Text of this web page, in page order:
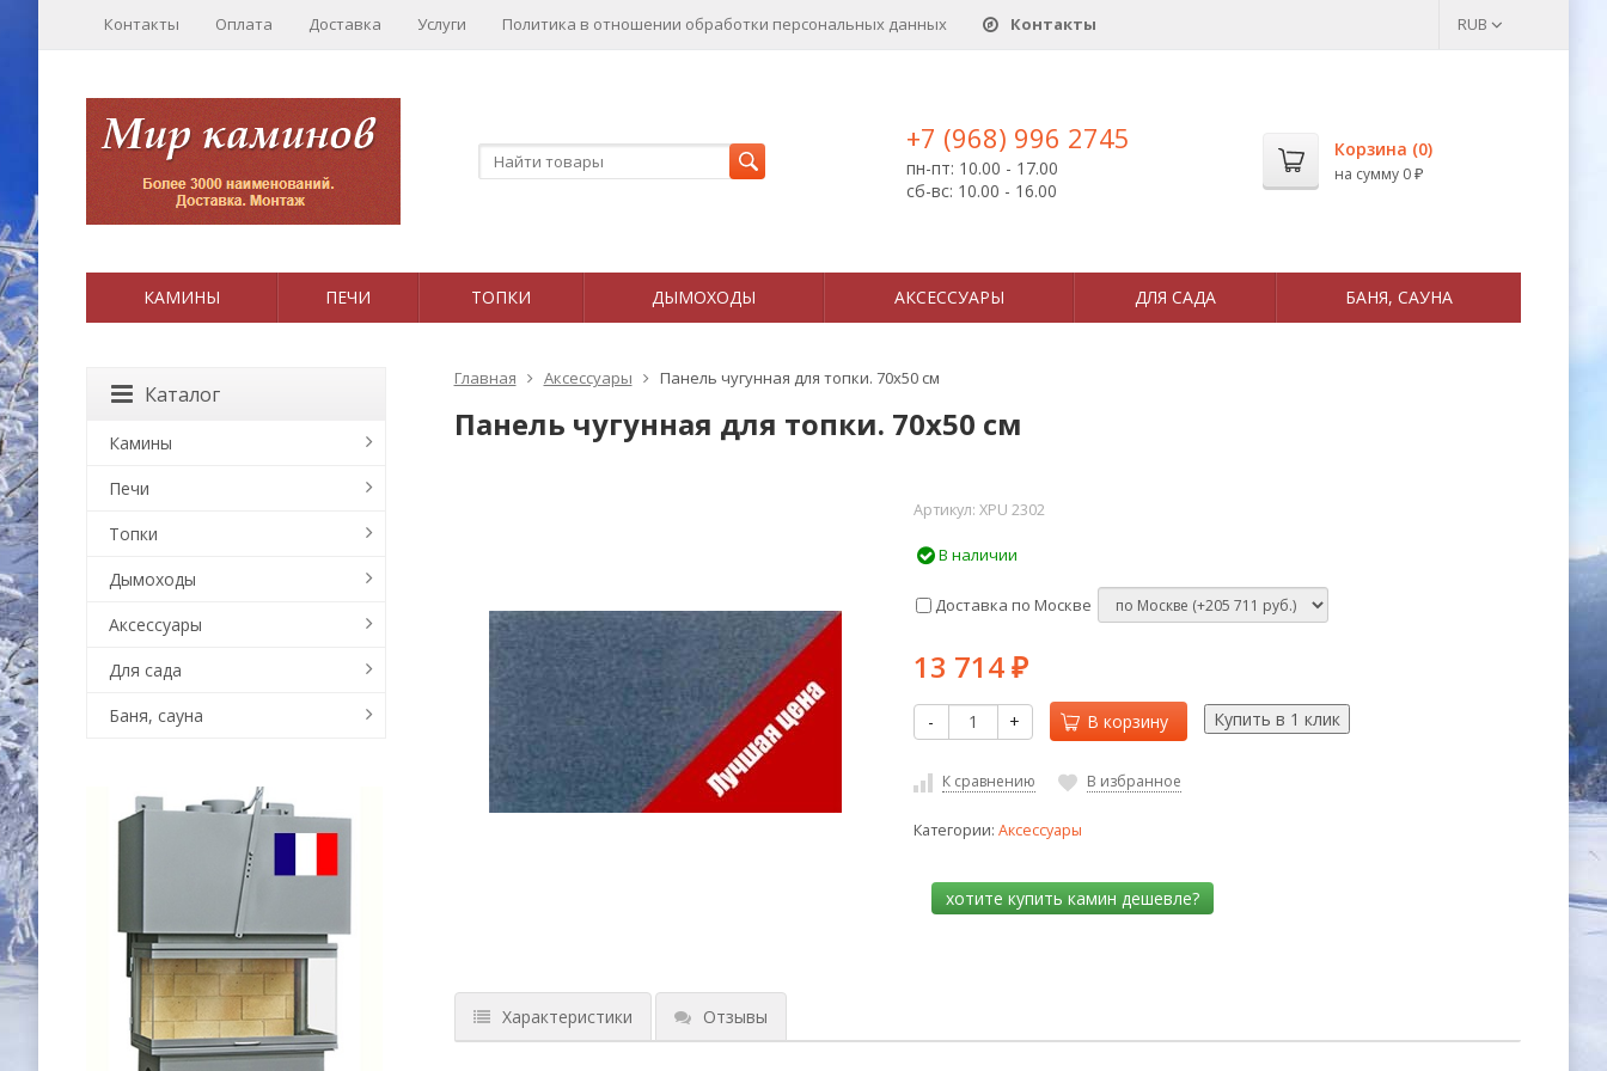
Контакты Оплата Доставка Услуги Политика в отношении обработки персональных данныx Контакты RUB
+7 (968) 996 2745
пн-пт: 10.00 - 17.00
сб-вс: 10.00 - 16.00
Корзина (0)
на сумму 0 ₽
КАМИНЫ ПЕЧИ ТОПКИ ДЫМОХОДЫ АКСЕССУАРЫ ДЛЯ САДА БАНЯ, САУНА
Главная Аксессуары Панель чугунная для топки. 70х50 см
Панель чугунная для топки. 70х50 см
Артикул: XPU 2302
В наличии
Доставка по Москве
13 714 ₽
- + В корзину
К сравнению В избранное
Категории: Аксессуары
Характеристики Отзывы
Каталог
Камины
Печи
Топки
Дымоходы
Аксессуары
Для сада
Баня, сауна